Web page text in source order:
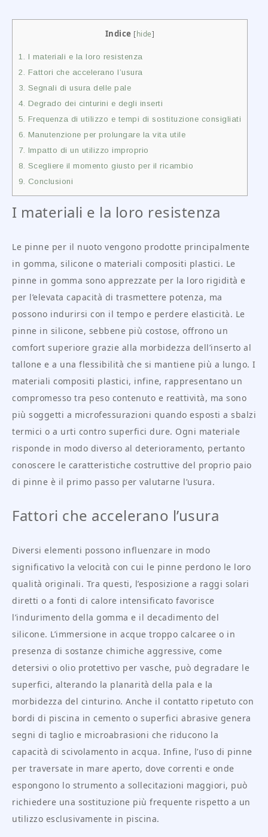
Indice [hide]
1. I materiali e la loro resistenza
2. Fattori che accelerano l’usura
3. Segnali di usura delle pale
4. Degrado dei cinturini e degli inserti
5. Frequenza di utilizzo e tempi di sostituzione consigliati
6. Manutenzione per prolungare la vita utile
7. Impatto di un utilizzo improprio
8. Scegliere il momento giusto per il ricambio
9. Conclusioni
I materiali e la loro resistenza
Le pinne per il nuoto vengono prodotte principalmente
in gomma, silicone o materiali compositi plastici. Le
pinne in gomma sono apprezzate per la loro rigidità e
per l’elevata capacità di trasmettere potenza, ma
possono indurirsi con il tempo e perdere elasticità. Le
pinne in silicone, sebbene più costose, offrono un
comfort superiore grazie alla morbidezza dell’inserto al
tallone e a una flessibilità che si mantiene più a lungo. I
materiali compositi plastici, infine, rappresentano un
compromesso tra peso contenuto e reattività, ma sono
più soggetti a microfessurazioni quando esposti a sbalzi
termici o a urti contro superfici dure. Ogni materiale
risponde in modo diverso al deterioramento, pertanto
conoscere le caratteristiche costruttive del proprio paio
di pinne è il primo passo per valutarne l’usura.
Fattori che accelerano l’usura
Diversi elementi possono influenzare in modo
significativo la velocità con cui le pinne perdono le loro
qualità originali. Tra questi, l’esposizione a raggi solari
diretti o a fonti di calore intensificato favorisce
l’indurimento della gomma e il decadimento del
silicone. L’immersione in acque troppo calcaree o in
presenza di sostanze chimiche aggressive, come
detersivi o olio protettivo per vasche, può degradare le
superfici, alterando la planarità della pala e la
morbidezza del cinturino. Anche il contatto ripetuto con
bordi di piscina in cemento o superfici abrasive genera
segni di taglio e microabrasioni che riducono la
capacità di scivolamento in acqua. Infine, l’uso di pinne
per traversate in mare aperto, dove correnti e onde
espongono lo strumento a sollecitazioni maggiori, può
richiedere una sostituzione più frequente rispetto a un
utilizzo esclusivamente in piscina.